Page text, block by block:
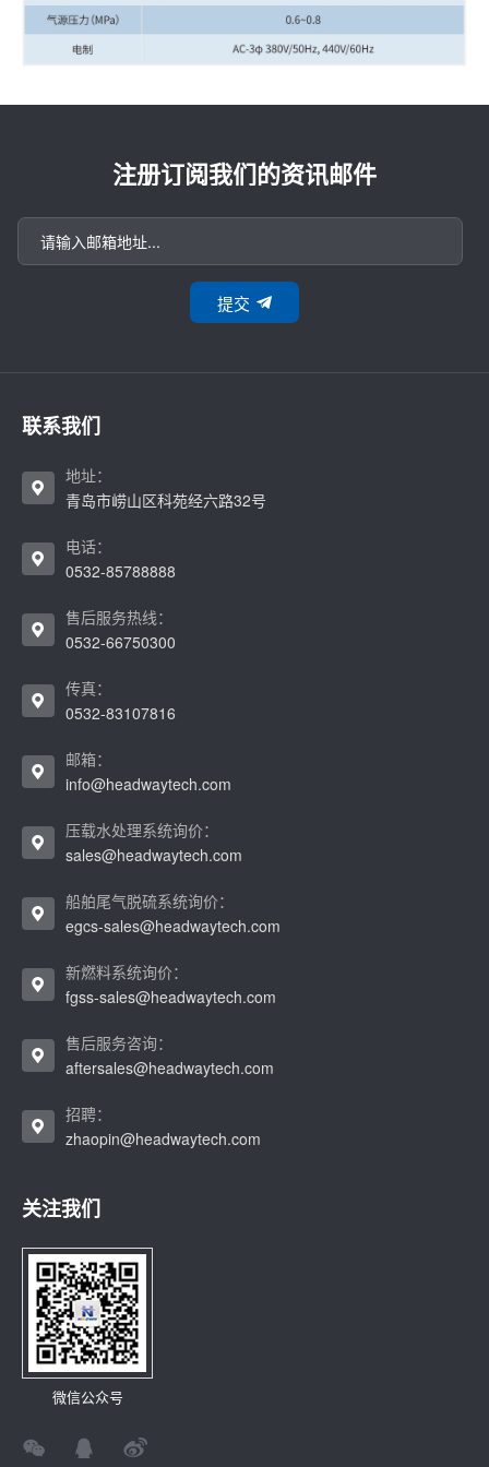
注册订阅我们的资讯邮件
提交
联系我们
地址：
青岛市崂山区科苑经六路32号
电话：
0532-85788888
售后服务热线：
0532-66750300
传真：
0532-83107816
邮箱：
info@headwaytech.com
压载水处理系统询价：
sales@headwaytech.com
船舶尾气脱硫系统询价：
egcs-sales@headwaytech.com
新燃料系统询价：
fgss-sales@headwaytech.com
售后服务咨询：
aftersales@headwaytech.com
招聘：
zhaopin@headwaytech.com
关注我们
微信公众号